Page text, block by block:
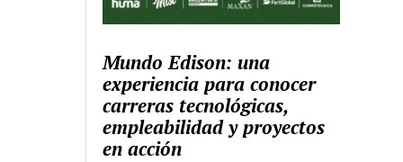
Mundo Edison: una
experiencia para conocer
carreras tecnológicas,
empleabilidad y proyectos
en acción